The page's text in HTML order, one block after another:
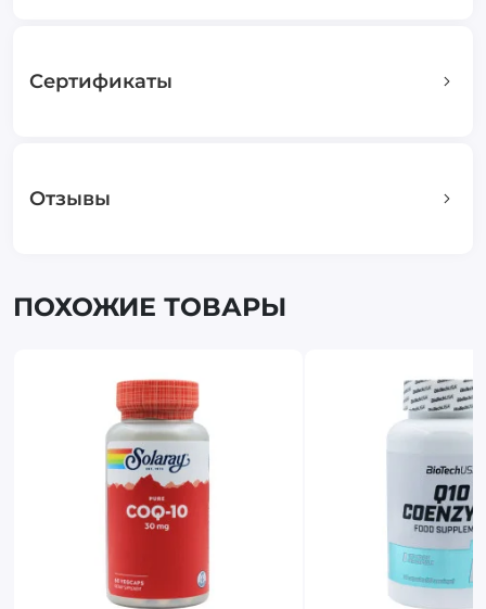
Сертификаты
Отзывы
ПОХОЖИЕ ТОВАРЫ